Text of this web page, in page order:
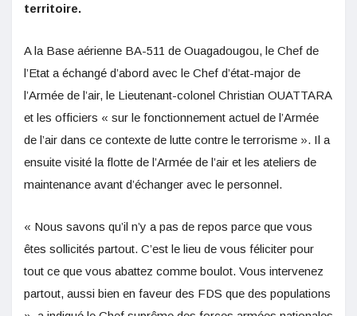
territoire.
A la Base aérienne BA-511 de Ouagadougou, le Chef de
l’Etat a échangé d’abord avec le Chef d’état-major de
l’Armée de l’air, le Lieutenant-colonel Christian OUATTARA
et les officiers « sur le fonctionnement actuel de l’Armée
de l’air dans ce contexte de lutte contre le terrorisme ». Il a
ensuite visité la flotte de l’Armée de l’air et les ateliers de
maintenance avant d’échanger avec le personnel.
« Nous savons qu’il n’y a pas de repos parce que vous
êtes sollicités partout. C’est le lieu de vous féliciter pour
tout ce que vous abattez comme boulot. Vous intervenez
partout, aussi bien en faveur des FDS que des populations